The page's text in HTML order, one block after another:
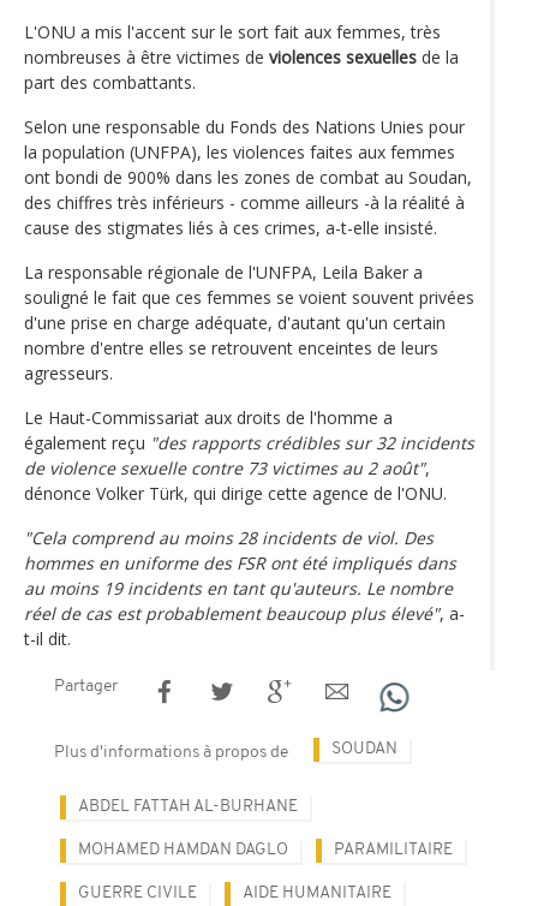
L'ONU a mis l'accent sur le sort fait aux femmes, très
nombreuses à être victimes de violences sexuelles de la
part des combattants.
Selon une responsable du Fonds des Nations Unies pour
la population (UNFPA), les violences faites aux femmes
ont bondi de 900% dans les zones de combat au Soudan,
des chiffres très inférieurs - comme ailleurs -à la réalité à
cause des stigmates liés à ces crimes, a-t-elle insisté.
La responsable régionale de l'UNFPA, Leila Baker a
souligné le fait que ces femmes se voient souvent privées
d'une prise en charge adéquate, d'autant qu'un certain
nombre d'entre elles se retrouvent enceintes de leurs
agresseurs.
Le Haut-Commissariat aux droits de l'homme a
également reçu "des rapports crédibles sur 32 incidents
de violence sexuelle contre 73 victimes au 2 août",
dénonce Volker Türk, qui dirige cette agence de l'ONU.
"Cela comprend au moins 28 incidents de viol. Des
hommes en uniforme des FSR ont été impliqués dans
au moins 19 incidents en tant qu'auteurs. Le nombre
réel de cas est probablement beaucoup plus élevé", a-
t-il dit.
Partager
Plus d'informations à propos de SOUDAN
ABDEL FATTAH AL-BURHANE
MOHAMED HAMDAN DAGLO PARAMILITAIRE
GUERRE CIVILE AIDE HUMANITAIRE